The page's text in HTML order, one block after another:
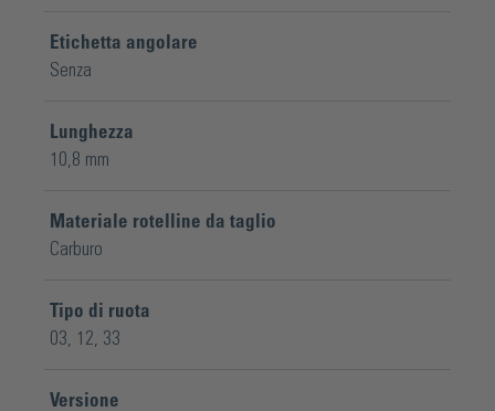
Etichetta angolare
Senza
Lunghezza
10,8 mm
Materiale rotelline da taglio
Carburo
Tipo di ruota
03 , 12 , 33
Versione